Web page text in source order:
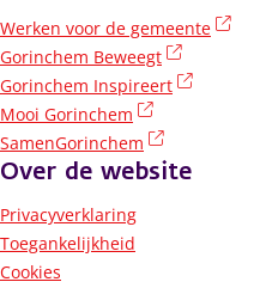
Werken voor de gemeente
Gorinchem Beweegt
Gorinchem Inspireert
Mooi Gorinchem
SamenGorinchem
Over de website
Privacyverklaring
Toegankelijkheid
Cookies